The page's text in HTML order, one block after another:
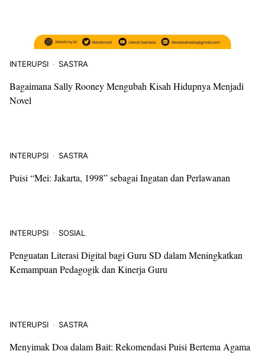
INTERUPSI SASTRA
Bagaimana Sally Rooney Mengubah Kisah Hidupnya Menjadi
Novel